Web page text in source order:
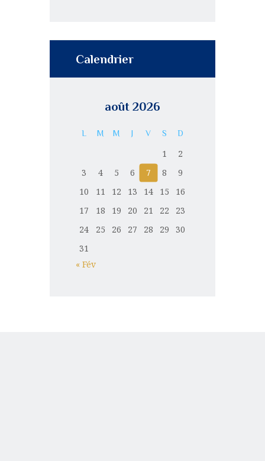
Calendrier
août 2026
L M M J V S D
1
2
3
4 5 6 7 8
9
10
11 12 13 14 15
16
17
18 19 20 21 22
23
24
25 26 27 28 29
30
31
« Fév